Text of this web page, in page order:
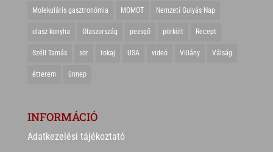
Molekuláris gasztronómia MOMOT Nemzeti Gulyás Nap
olasz konyha Olaszország pezsgő pörkölt Recept
Széll Tamás sör tokaj USA videó Villány Válság
étterem ünnep
INFORMÁCIÓ
Adatkezelési tájékoztató